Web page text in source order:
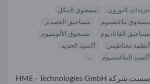
نتريدات البورون
مسحوق النيكل
مسحوق ماغنسيوم
مساحيق القصدير
مساحيق الفاناديوم
مسحوق الألومنيوم
أنظمة مغناطيس
أكسيد الحديد
أكسيد الماغنسيوم
...
ماضيناتأسست شركة HME - Technologies GmbH